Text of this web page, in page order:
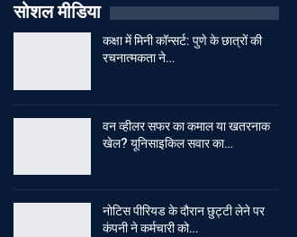
सोशल मीडिया
कक्षा में मिनी कॉन्सर्ट: पुणे के छात्रों की
रचनात्मकता ने…
वन व्हीलर सफर का कमाल या खतरनाक
खेल? यूनिसाइकिल सवार का…
नोटिस पीरियड के दौरान छुट्टी लेने पर
कंपनी ने कर्मचारी को…